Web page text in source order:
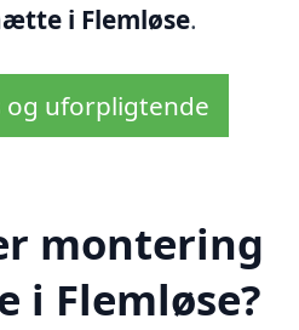
i Flemløse.
og uforpligtende
montering
i Flemløse?